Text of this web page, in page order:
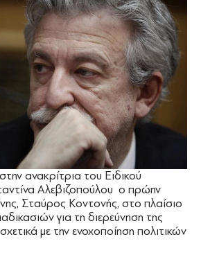
ανακρίτρια του Ειδικού
Αλεβιζοπούλου ο πρώην
Σταύρος Κοντονής, στο πλαίσιο
για τη διερεύνηση της
με την ενοχοποίηση πολιτικών